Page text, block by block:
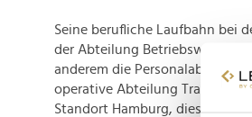
Seine berufliche Laufbahn bei
der Abteilung
anderem die
operative Abteilung Transport
Standort Hamburg, diese